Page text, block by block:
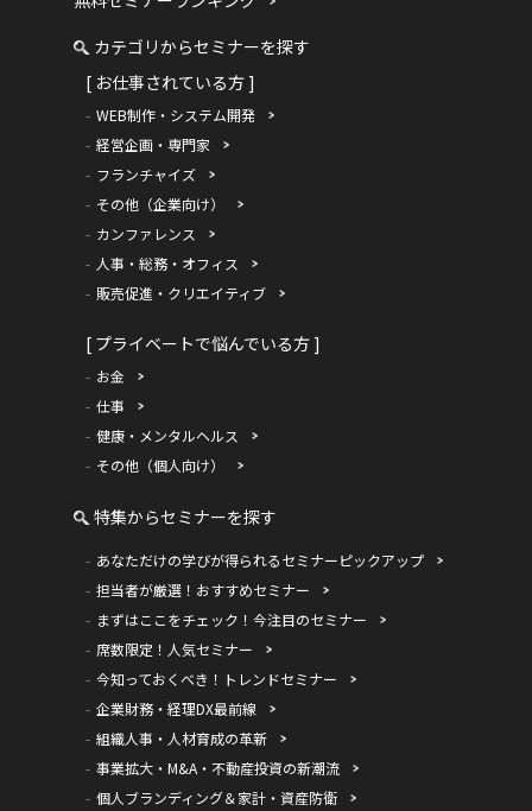
カテゴリからセミナーを探す
[ お仕事されている方 ]
WEB制作・システム開発
経営企画・専門家
フランチャイズ
その他（企業向け）
カンファレンス
人事・総務・オフィス
販売促進・クリエイティブ
[ プライベートで悩んでいる方 ]
お金
仕事
健康・メンタルヘルス
その他（個人向け）
特集からセミナーを探す
あなただけの学びが得られるセミナーピックアップ
担当者が厳選！おすすめセミナー
まずはここをチェック！今注目のセミナー
席数限定！人気セミナー
今知っておくべき！トレンドセミナー
企業財務・経理DX最前線
組織人事・人材育成の革新
事業拡大・M&A・不動産投資の新潮流
個人ブランディング＆家計・資産防衛